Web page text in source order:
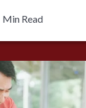
Min Read